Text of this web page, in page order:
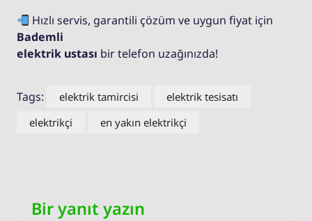
Hızlı servis, garantili çözüm ve uygun fiyat için
Bademli
elektrik ustası bir telefon uzağınızda!
Tags: elektrik tamircisi
elektrik tesisatı
elektrikçi
en yakın elektrikçi
Bir yanıt yazın